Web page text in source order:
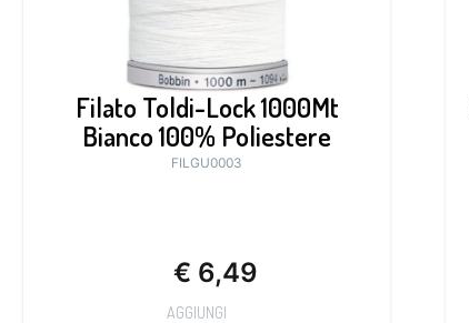
Filato Toldi-Lock 1000Mt
Bianco 100% Poliestere
FILGU0003
€ 6,49
AGGIUNGI